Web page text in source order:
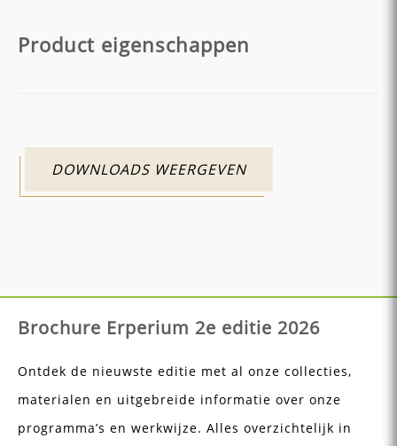
Product eigenschappen
DOWNLOADS WEERGEVEN
Brochure Erperium 2e editie 2026
Ontdek de nieuwste editie met al onze collecties,
materialen en uitgebreide informatie over onze
programma’s en werkwijze. Alles overzichtelijk in